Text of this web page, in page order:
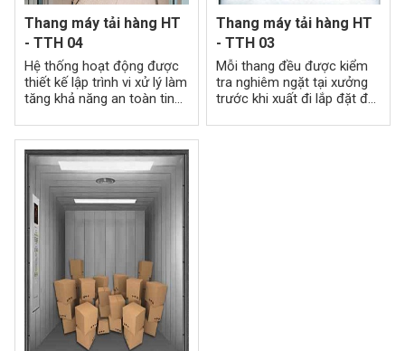
Thang máy tải hàng HT
- TTH 04
Hệ thống hoạt động được
thiết kế lập trình vi xử lý làm
tăng khả năng an toàn tin
hoạt theo các điều kiện sử
dụng khác nhau ở các nhà
máy
Thang máy tải hàng HT
- TTH 03
Mỗi thang đều được kiểm
tra nghiêm ngặt tại xưởng
trước khi xuất đi lắp đặt để
bảo được độ tin cậy khi